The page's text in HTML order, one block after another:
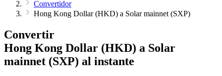
Convertidor
Hong Kong Dollar (HKD) a Solar mainnet (SXP)
Convertir
Hong Kong Dollar (HKD) a Solar
mainnet (SXP) al instante